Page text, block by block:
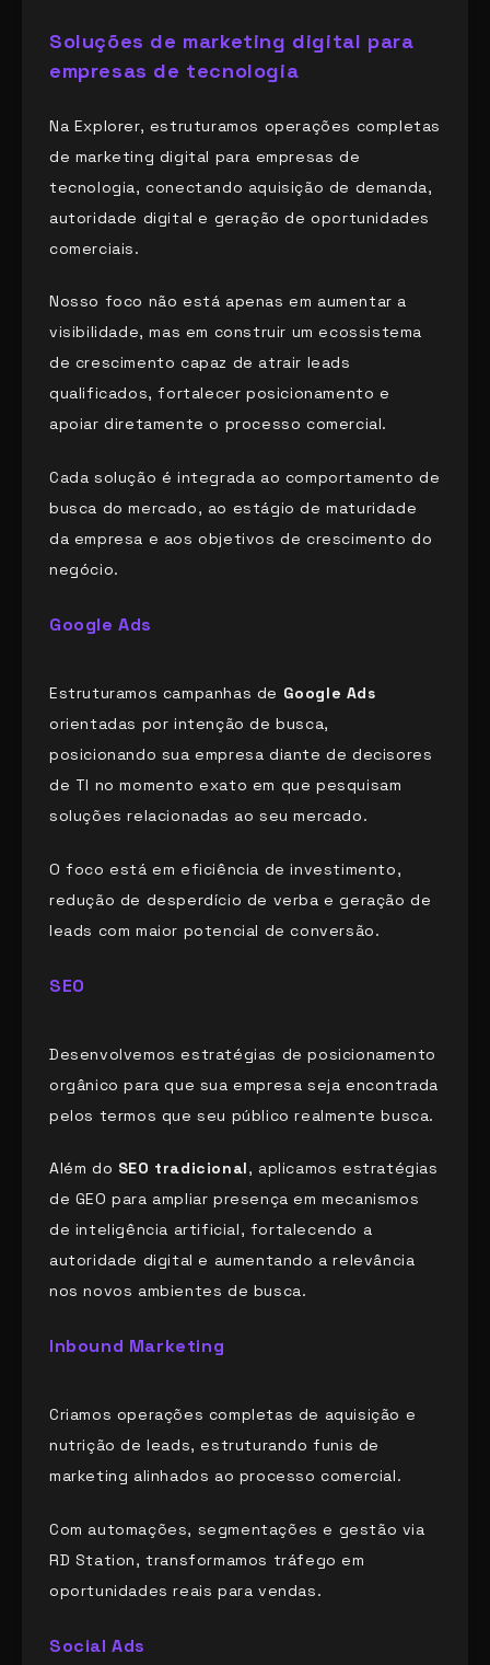
Soluções de marketing digital para
empresas de tecnologia
Na Explorer, estruturamos operações completas
de marketing digital para empresas de
tecnologia, conectando aquisição de demanda,
autoridade digital e geração de oportunidades
comerciais.
Nosso foco não está apenas em aumentar a
visibilidade, mas em construir um ecossistema
de crescimento capaz de atrair leads
qualificados, fortalecer posicionamento e
apoiar diretamente o processo comercial.
Cada solução é integrada ao comportamento de
busca do mercado, ao estágio de maturidade
da empresa e aos objetivos de crescimento do
negócio.
Google Ads
Estruturamos campanhas de Google Ads
orientadas por intenção de busca,
posicionando sua empresa diante de decisores
de TI no momento exato em que pesquisam
soluções relacionadas ao seu mercado.
O foco está em eficiência de investimento,
redução de desperdício de verba e geração de
leads com maior potencial de conversão.
SEO
Desenvolvemos estratégias de posicionamento
orgânico para que sua empresa seja encontrada
pelos termos que seu público realmente busca.
Além do SEO tradicional, aplicamos estratégias
de GEO para ampliar presença em mecanismos
de inteligência artificial, fortalecendo a
autoridade digital e aumentando a relevância
nos novos ambientes de busca.
Inbound Marketing
Criamos operações completas de aquisição e
nutrição de leads, estruturando funis de
marketing alinhados ao processo comercial.
Com automações, segmentações e gestão via
RD Station, transformamos tráfego em
oportunidades reais para vendas.
Social Ads